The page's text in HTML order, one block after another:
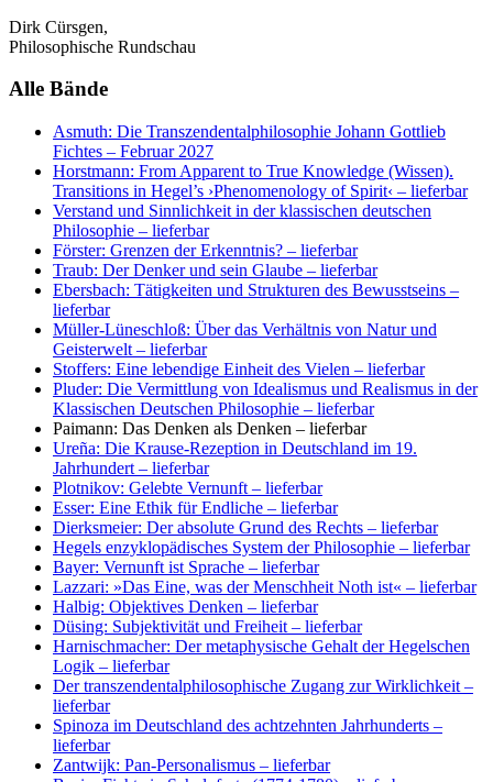
Dirk Cürsgen,
Philosophische Rundschau
Alle Bände
Asmuth: Die Transzendentalphilosophie Johann Gottlieb
Fichtes – Februar 2027
Horstmann: From Apparent to True Knowledge (Wissen).
Transitions in Hegel’s ›Phenomenology of Spirit‹ – lieferbar
Verstand und Sinnlichkeit in der klassischen deutschen
Philosophie – lieferbar
Förster: Grenzen der Erkenntnis? – lieferbar
Traub: Der Denker und sein Glaube – lieferbar
Ebersbach: Tätigkeiten und Strukturen des Bewusstseins –
lieferbar
Müller-Lüneschloß: Über das Verhältnis von Natur und
Geisterwelt – lieferbar
Stoffers: Eine lebendige Einheit des Vielen – lieferbar
Pluder: Die Vermittlung von Idealismus und Realismus in der
Klassischen Deutschen Philosophie – lieferbar
Paimann: Das Denken als Denken – lieferbar
Ureña: Die Krause-Rezeption in Deutschland im 19.
Jahrhundert – lieferbar
Plotnikov: Gelebte Vernunft – lieferbar
Esser: Eine Ethik für Endliche – lieferbar
Dierksmeier: Der absolute Grund des Rechts – lieferbar
Hegels enzyklopädisches System der Philosophie – lieferbar
Bayer: Vernunft ist Sprache – lieferbar
Lazzari: »Das Eine, was der Menschheit Noth ist« – lieferbar
Halbig: Objektives Denken – lieferbar
Düsing: Subjektivität und Freiheit – lieferbar
Harnischmacher: Der metaphysische Gehalt der Hegelschen
Logik – lieferbar
Der transzendentalphilosophische Zugang zur Wirklichkeit –
lieferbar
Spinoza im Deutschland des achtzehnten Jahrhunderts –
lieferbar
Zantwijk: Pan-Personalismus – lieferbar